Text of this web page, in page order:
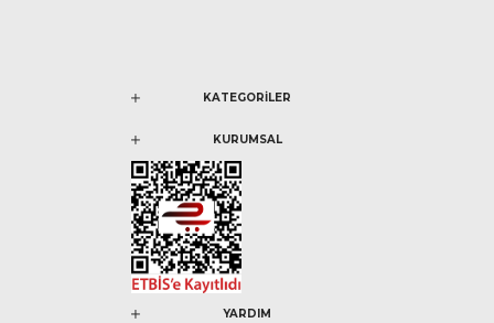
KATEGORİLER
KURUMSAL
YARDIM